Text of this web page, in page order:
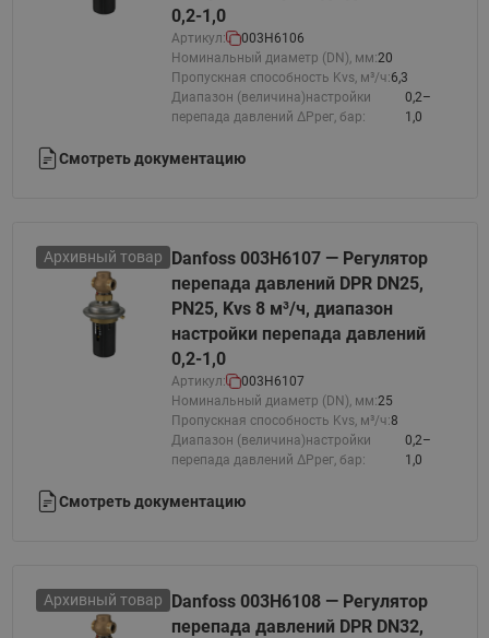
0,2-1,0
Артикул:
003H6106
Номинальный диаметр (DN), мм:20
Пропускная способность Kvs, м³/ч:6,3
Диапазон (величина)настройки
перепада давлений ΔРрег, бар:
0,2–
1,0
Смотреть документацию
Архивный товар
Danfoss 003H6107 — Регулятор
перепада давлений DPR DN25,
PN25, Kvs 8 м³/ч, диапазон
настройки перепада давлений
0,2-1,0
Артикул:
003H6107
Номинальный диаметр (DN), мм:25
Пропускная способность Kvs, м³/ч:8
Диапазон (величина)настройки
перепада давлений ΔРрег, бар:
0,2–
1,0
Смотреть документацию
Архивный товар
Danfoss 003H6108 — Регулятор
перепада давлений DPR DN32,